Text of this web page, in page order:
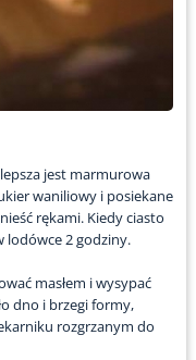
jest marmurowa
waniliowy i posiekane
rękami. Kiedy ciasto
lodówce 2 godziny.
masłem i wysypać
dno i brzegi formy,
rozgrzanym do